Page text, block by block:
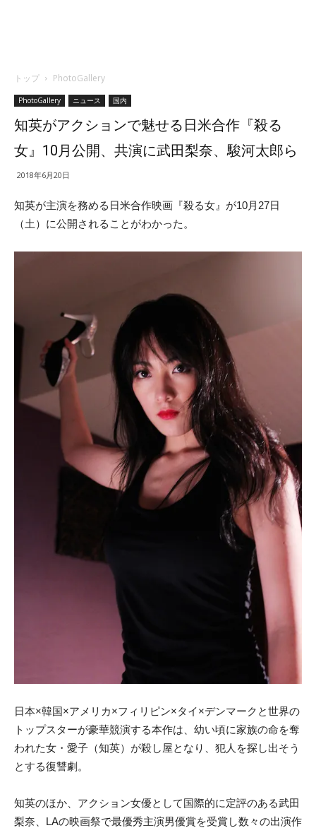
トップ PhotoGallery
PhotoGallery ニュース 国内
知英がアクションで魅せる日米合作『殺る
女』10月公開、共演に武田梨奈、駿河太郎ら
2018年6月20日
知英が主演を務める日米合作映画『殺る女』が10月27日
（土）に公開されることがわかった。
日本×韓国×アメリカ×フィリピン×タイ×デンマークと世界の
トップスターが豪華競演する本作は、幼い頃に家族の命を奪
われた女・愛子（知英）が殺し屋となり、犯人を探し出そう
とする復讐劇。
知英のほか、アクション女優として国際的に定評のある武田
梨奈、LAの映画祭で最優秀主演男優賞を受賞し数々の出演作